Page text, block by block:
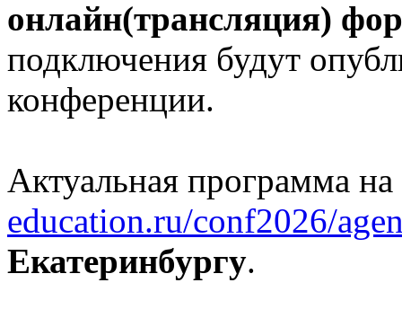
онлайн(трансляция)
подключения будут
конференции.
Актуальная программа
education.ru/conf2026/
Екатеринбургу.